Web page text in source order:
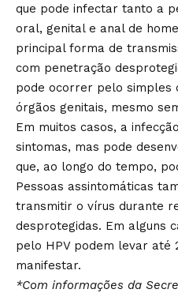
que pode infectar tanto a
oral, genital e anal de
principal forma de
com penetração
pode ocorrer pelo simples
órgãos genitais, mesmo
Em muitos casos, a
sintomas, mas pode
que, ao longo do tempo,
Pessoas assintomáticas
transmitir o vírus durante
desprotegidas. Em alguns
pelo HPV podem levar até
manifestar.
*Com informações da